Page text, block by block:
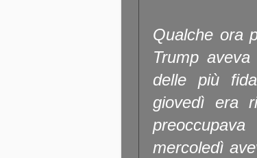
Qualche ora
Trump
delle più
giovedì era
mercoledì